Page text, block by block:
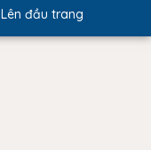
Lên đầu trang